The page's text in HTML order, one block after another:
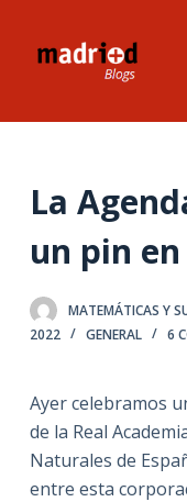
n
n
d
o
La
un pin
MATEMÁTICAS Y
2022
GENERAL 6
Ayer celebramos
de la Real
Naturales de
entre esta